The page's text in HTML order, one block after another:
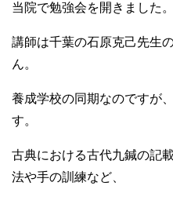
当院で勉強会を開きました。
講師は千葉の石原克己先生
ん。
養成学校の同期なのですが
す。
古典における古代九鍼の記
法や手の訓練など、